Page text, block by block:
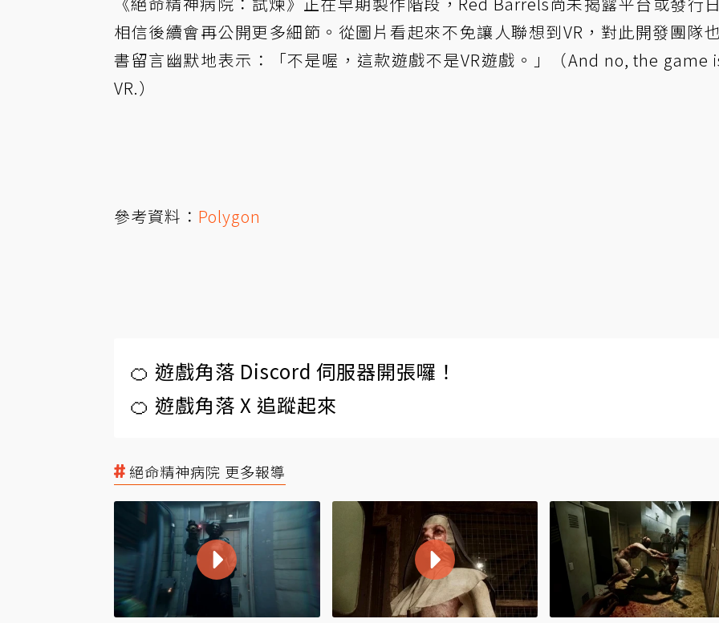
相信後續會再公開更多細節。從圖片看起來不免讓人聯想到VR，對此開發團隊
書留言幽默地表示：「不是喔，這款遊戲不是VR遊戲。」（And no, the game
VR.）
參考資料： Polygon
🍊 遊戲角落 Discord 伺服器開張囉！
🍊 遊戲角落 X 追蹤起來
絕命精神病院 更多報導